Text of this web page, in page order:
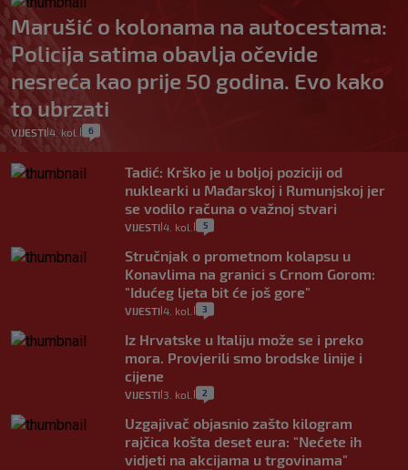
Marušić o kolonama na autocestama:
Policija satima obavlja očevide
nesreća kao prije 50 godina. Evo kako
to ubrzati
VIJESTI 4. kol. 6
Tadić: Krško je u boljoj poziciji od
nuklearki u Mađarskoj i Rumunjskoj jer
se vodilo računa o važnoj stvari
VIJESTI 4. kol. 5
Stručnjak o prometnom kolapsu u
Konavlima na granici s Crnom Gorom:
"Idućeg ljeta bit će još gore"
VIJESTI 4. kol. 3
Iz Hrvatske u Italiju može se i preko
mora. Provjerili smo brodske linije i
cijene
VIJESTI 3. kol. 2
Uzgajivač objasnio zašto kilogram
rajčica košta deset eura: "Nećete ih
vidjeti na akcijama u trgovinama"